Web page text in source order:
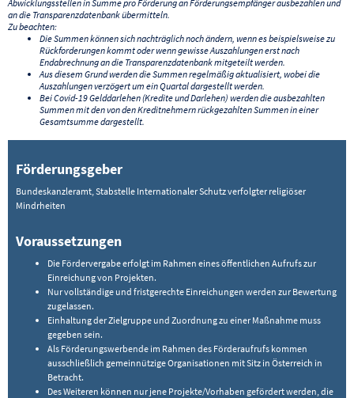
Abwicklungsstellen in Summe pro Förderung an Förderungsempfänger ausbezahlen und
an die Transparenzdatenbank übermitteln.
Zu beachten:
Die Summen können sich nachträglich noch ändern, wenn es beispielsweise zu
Rückforderungen kommt oder wenn gewisse Auszahlungen erst nach
Endabrechnung an die Transparenzdatenbank mitgeteilt werden.
Aus diesem Grund werden die Summen regelmäßig aktualisiert, wobei die
Auszahlungen verzögert um ein Quartal dargestellt werden.
Bei Covid-19 Gelddarlehen (Kredite und Darlehen) werden die ausbezahlten
Summen mit den von den Kreditnehmern rückgezahlten Summen in einer
Gesamtsumme dargestellt.
Förderungsgeber
Bundeskanzleramt, Stabstelle Internationaler Schutz verfolgter religiöser
Mindrheiten
Voraussetzungen
Die Fördervergabe erfolgt im Rahmen eines öffentlichen Aufrufs zur
Einreichung von Projekten.
Nur vollständige und fristgerechte Einreichungen werden zur Bewertung
zugelassen.
Einhaltung der Zielgruppe und Zuordnung zu einer Maßnahme muss
gegeben sein.
Als Förderungswerbende im Rahmen des Förderaufrufs kommen
ausschließlich gemeinnützige Organisationen mit Sitz in Österreich in
Betracht.
Des Weiteren können nur jene Projekte/Vorhaben gefördert werden, die